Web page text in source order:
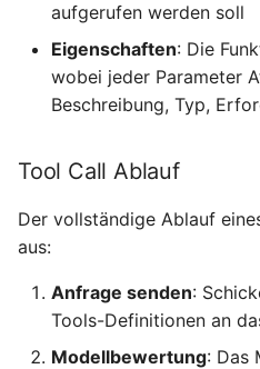
aufgerufen werden soll
Eigenschaften: Die
wobei jeder Parameter
Beschreibung, Typ,
Tool Call Ablauf
Der vollständige Ablauf
aus:
Anfrage senden:
Tools-Definitionen an
Modellbewertung: Das